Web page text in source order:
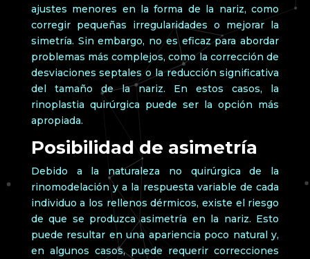
ajustes menores en la forma de la nariz, como
corregir pequeñas irregularidades o mejorar la
simetría. Sin embargo, no es eficaz para abordar
problemas más complejos, como la corrección de
desviaciones septales o la reducción significativa
del tamaño de la nariz. En estos casos, la
rinoplastia quirúrgica puede ser la opción más
apropiada.
Posibilidad de asimetría
Debido a la naturaleza no quirúrgica de la
rinomodelación y a la respuesta variable de cada
individuo a los rellenos dérmicos, existe el riesgo
de que se produzca asimetría en la nariz. Esto
puede resultar en una apariencia poco natural y,
en algunos casos, puede requerir correcciones